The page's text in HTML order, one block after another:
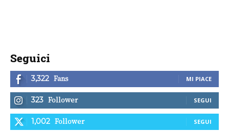
Seguici
3,322 Fans MI PIACE
323 Follower SEGUI
1,002 Follower SEGUI